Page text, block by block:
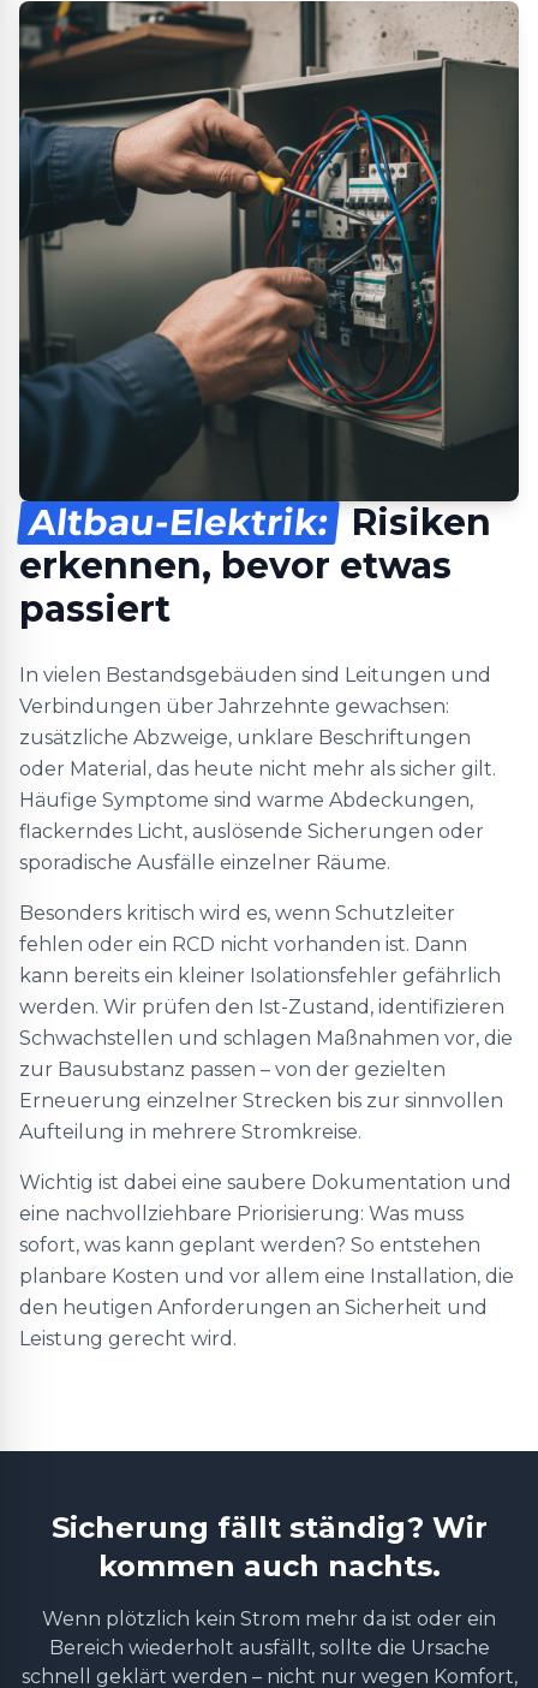
Altbau-Elektrik: Risiken
erkennen, bevor etwas
passiert
In vielen Bestandsgebäuden sind Leitungen und
Verbindungen über Jahrzehnte gewachsen:
zusätzliche Abzweige, unklare Beschriftungen
oder Material, das heute nicht mehr als sicher gilt.
Häufige Symptome sind warme Abdeckungen,
flackerndes Licht, auslösende Sicherungen oder
sporadische Ausfälle einzelner Räume.
Besonders kritisch wird es, wenn Schutzleiter
fehlen oder ein RCD nicht vorhanden ist. Dann
kann bereits ein kleiner Isolationsfehler gefährlich
werden. Wir prüfen den Ist-Zustand, identifizieren
Schwachstellen und schlagen Maßnahmen vor, die
zur Bausubstanz passen – von der gezielten
Erneuerung einzelner Strecken bis zur sinnvollen
Aufteilung in mehrere Stromkreise.
Wichtig ist dabei eine saubere Dokumentation und
eine nachvollziehbare Priorisierung: Was muss
sofort, was kann geplant werden? So entstehen
planbare Kosten und vor allem eine Installation, die
den heutigen Anforderungen an Sicherheit und
Leistung gerecht wird.
Sicherung fällt ständig? Wir
kommen auch nachts.
Wenn plötzlich kein Strom mehr da ist oder ein
Bereich wiederholt ausfällt, sollte die Ursache
schnell geklärt werden – nicht nur wegen Komfort,